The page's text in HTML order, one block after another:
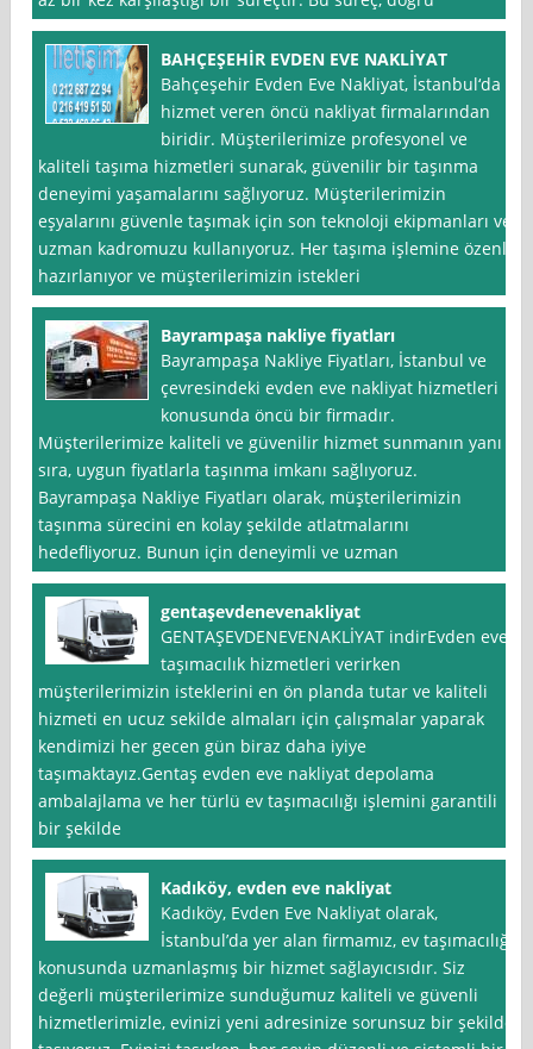
BAHÇEŞEHİR EVDEN EVE NAKLİYAT
Bahçeşehir Evden Eve Nakliyat, İstanbul‘da
hizmet veren öncü nakliyat firmalarından
biridir. Müşterilerimize profesyonel ve
kaliteli taşıma hizmetleri sunarak, güvenilir bir taşınma
deneyimi yaşamalarını sağlıyoruz. Müşterilerimizin
eşyalarını güvenle taşımak için son teknoloji ekipmanları ve
uzman kadromuzu kullanıyoruz. Her taşıma işlemine özenle
hazırlanıyor ve müşterilerimizin istekleri
Bayrampaşa nakliye fiyatları
Bayrampaşa Nakliye Fiyatları, İstanbul ve
çevresindeki evden eve nakliyat hizmetleri
konusunda öncü bir firmadır.
Müşterilerimize kaliteli ve güvenilir hizmet sunmanın yanı
sıra, uygun fiyatlarla taşınma imkanı sağlıyoruz.
Bayrampaşa Nakliye Fiyatları olarak, müşterilerimizin
taşınma sürecini en kolay şekilde atlatmalarını
hedefliyoruz. Bunun için deneyimli ve uzman
gentaşevdenevenakliyat
GENTAŞEVDENEVENAKLİYAT indirEvden eve
taşımacılık hizmetleri verirken
müşterilerimizin isteklerini en ön planda tutar ve kaliteli
hizmeti en ucuz sekilde almaları için çalışmalar yaparak
kendimizi her gecen gün biraz daha iyiye
taşımaktayız.Gentaş evden eve nakliyat depolama
ambalajlama ve her türlü ev taşımacılığı işlemini garantili
bir şekilde
Kadıköy, evden eve nakliyat
Kadıköy, Evden Eve Nakliyat olarak,
İstanbul’da yer alan firmamız, ev taşımacılığı
konusunda uzmanlaşmış bir hizmet sağlayıcısıdır. Siz
değerli müşterilerimize sunduğumuz kaliteli ve güvenli
hizmetlerimizle, evinizi yeni adresinize sorunsuz bir şekilde